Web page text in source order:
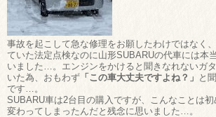
事故を起こして急な修理をお願したわけではなく
ていた法定点検なのに山形SUBARUの代車には本
いました…。エンジンをかけると聞きなれないガ
いた為、おもわず 「この車大丈夫ですよね？」 と
です…。
SUBARU車は2台目の購入ですが、こんなことは
変わってしまったんだと残念に思いました…。